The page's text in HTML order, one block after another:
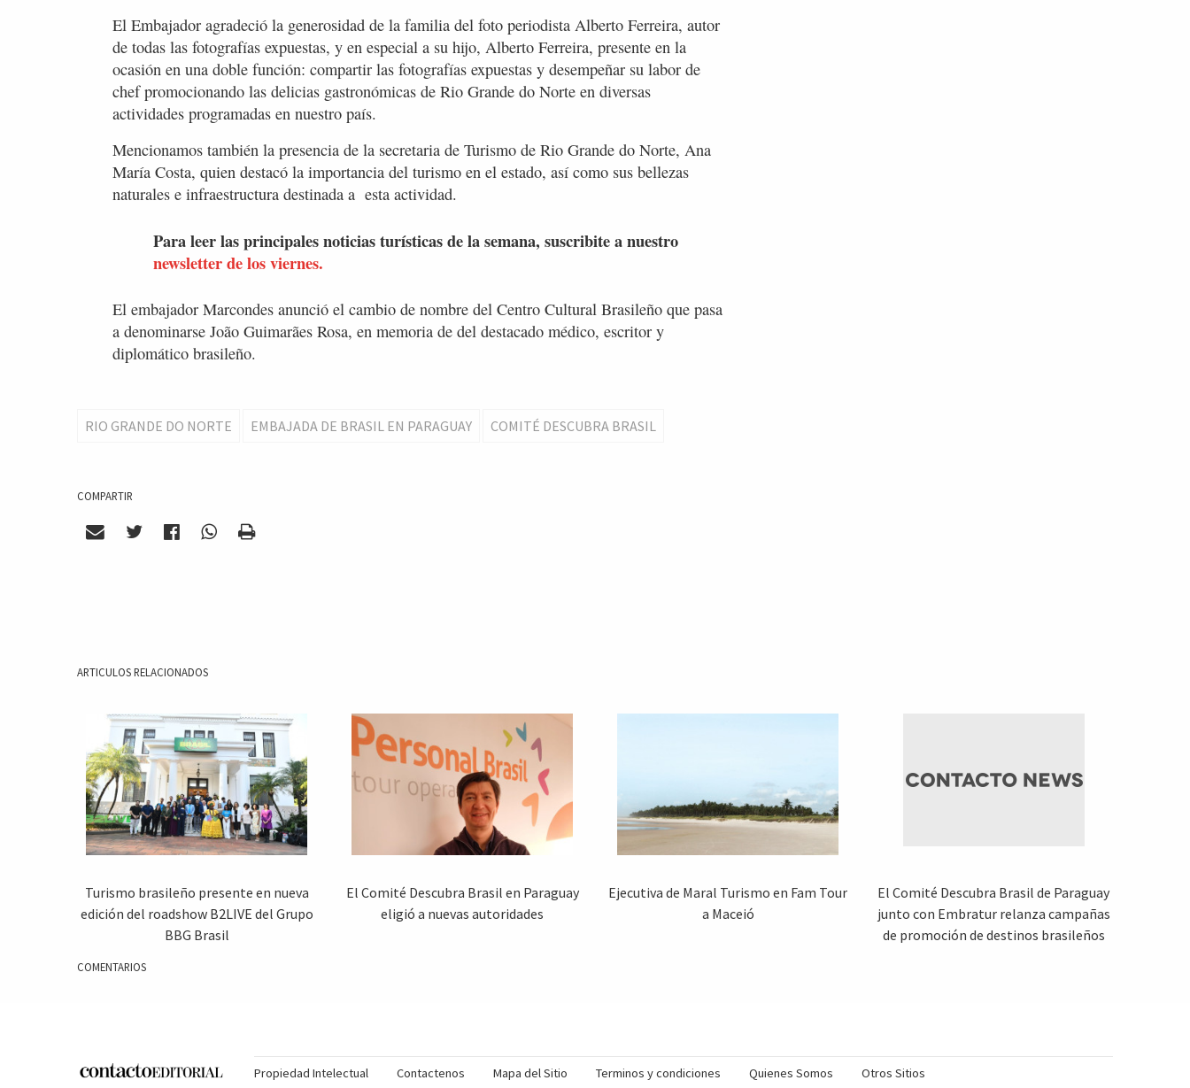
El Embajador agradeció la generosidad de la familia del foto periodista Alberto Ferreira, autor
de todas las fotografías expuestas, y en especial a su hijo, Alberto Ferreira, presente en la
ocasión en una doble función: compartir las fotografías expuestas y desempeñar su labor de
chef promocionando las delicias gastronómicas de Rio Grande do Norte en diversas
actividades programadas en nuestro país.
Mencionamos también la presencia de la secretaria de Turismo de Rio Grande do Norte, Ana
María Costa, quien destacó la importancia del turismo en el estado, así como sus bellezas
naturales e infraestructura destinada a esta actividad.
Para leer las principales noticias turísticas de la semana, suscribite a nuestro
newsletter de los viernes.
El embajador Marcondes anunció el cambio de nombre del Centro Cultural Brasileño que pasa
a denominarse João Guimarães Rosa, en memoria de del destacado médico, escritor y
diplomático brasileño.
RIO GRANDE DO NORTE EMBAJADA DE BRASIL EN PARAGUAY COMITÉ DESCUBRA BRASIL
COMPARTIR
ARTICULOS RELACIONADOS
Turismo brasileño presente en nueva
edición del roadshow B2LIVE del Grupo
BBG Brasil
El Comité Descubra Brasil en Paraguay
eligió a nuevas autoridades
Ejecutiva de Maral Turismo en Fam Tour
a Maceió
El Comité Descubra Brasil de Paraguay
junto con Embratur relanza campañas
de promoción de destinos brasileños
COMENTARIOS
Propiedad Intelectual Contactenos Mapa del Sitio Terminos y condiciones Quienes Somos Otros Sitios